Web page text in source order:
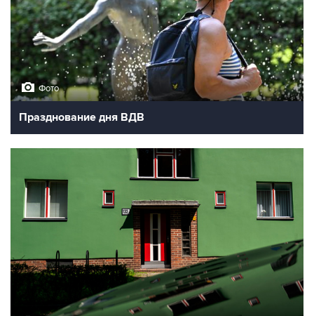
Фото
Празднование дня ВДВ